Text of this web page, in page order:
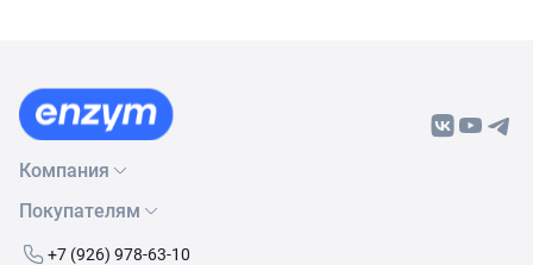
Компания
О нас
Бренды
Покупателям
Как сделать заказ
+7 (926) 978-63-10